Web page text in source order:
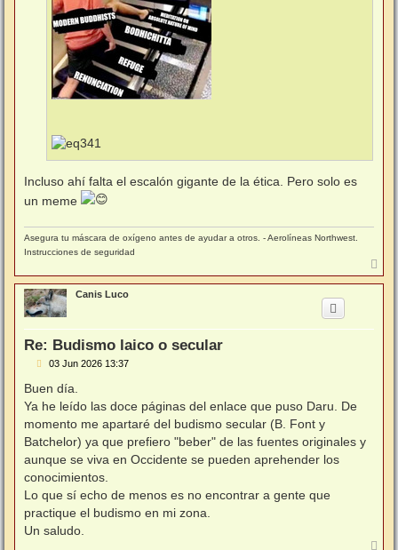
Incluso ahí falta el escalón gigante de la ética. Pero solo es
un meme
Asegura tu máscara de oxígeno antes de ayudar a otros. - Aerolíneas Northwest.
Instrucciones de seguridad
r
r
Canis Luco
Re: Budismo laico o secular
M
n
a
j
e
03 Jun 2026 13:37
Buen día.
Ya he leído las doce páginas del enlace que puso Daru. De
momento me apartaré del budismo secular (B. Font y
Batchelor) ya que prefiero "beber" de las fuentes originales y
aunque se viva en Occidente se pueden aprehender los
conocimientos.
Lo que sí echo de menos es no encontrar a gente que
practique el budismo en mi zona.
Un saludo.